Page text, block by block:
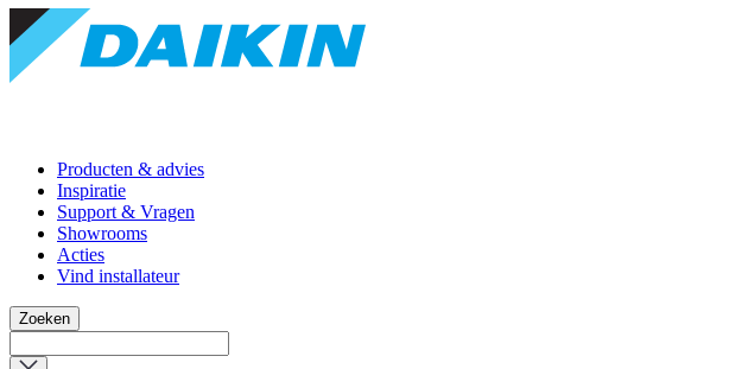
Producten & advies
Inspiratie
Support & Vragen
Showrooms
Acties
Vind installateur
Zoeken